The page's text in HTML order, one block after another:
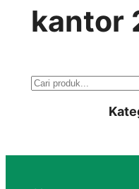
kantor
S
r